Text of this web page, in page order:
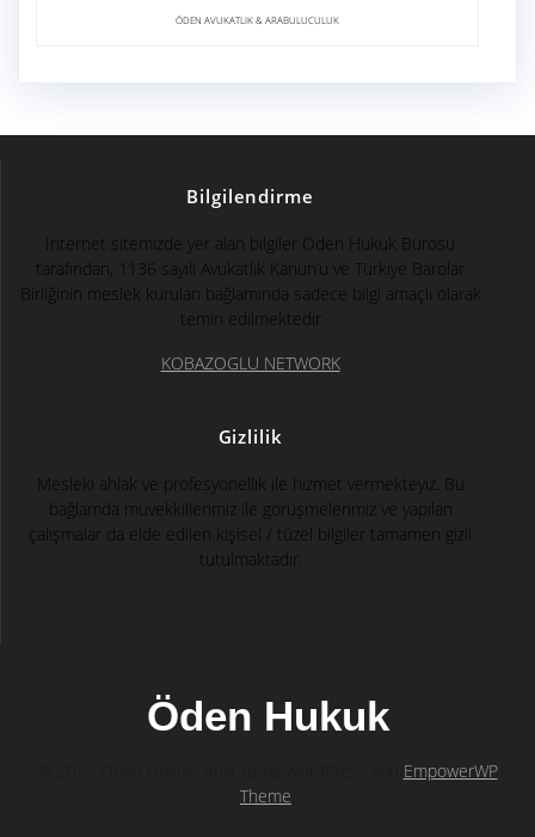
ÖDEN AVUKATLIK & ARABULUCULUK
Bilgilendirme
İnternet sitemizde yer alan bilgiler Öden Hukuk Bürosu
tarafından, 1136 sayılı Avukatlık Kanun’u ve Türkiye Barolar
Birliğinin meslek kuruları bağlamında sadece bilgi amaçlı olarak
temin edilmektedir
KOBAZOGLU NETWORK
Gizlilik
Mesleki ahlak ve profesyonellik ile hizmet vermekteyiz. Bu
bağlamda müvekkillerimiz ile görüşmelerimiz ve yapılan
çalışmalar da elde edilen kişisel / tüzel bilgiler tamamen gizli
tutulmaktadır.
Öden Hukuk
EmpowerWP
Theme